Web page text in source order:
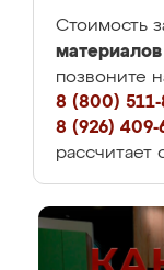
Стоимость
материалов
позвоните
8 (800) 511-
8 (926) 409-
рассчитает